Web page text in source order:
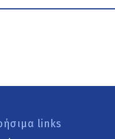
links